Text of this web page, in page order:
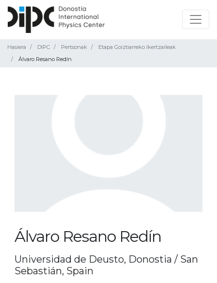
Hasiera DIPC Pertsonak
Etapa Goiztiarreko Ikertzaileak
Álvaro Resano Redín
Álvaro Resano Redín
Universidad de Deusto, Donostia / San
Sebastián, Spain